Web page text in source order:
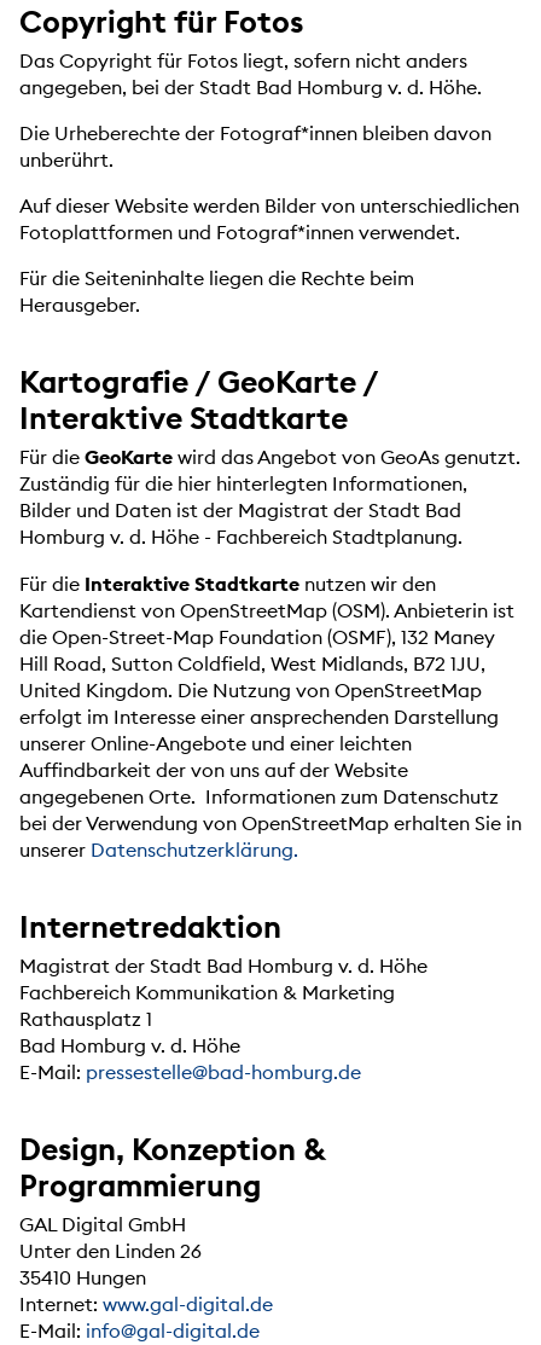
Copyright für Fotos
Das Copyright für Fotos liegt, sofern nicht anders
angegeben, bei der Stadt Bad Homburg v. d. Höhe.
Die Urheberechte der Fotograf*innen bleiben davon
unberührt.
Auf dieser Website werden Bilder von unterschiedlichen
Fotoplattformen und Fotograf*innen verwendet.
Für die Seiteninhalte liegen die Rechte beim
Herausgeber.
Kartografie / GeoKarte /
Interaktive Stadtkarte
Für die GeoKarte wird das Angebot von GeoAs genutzt.
Zuständig für die hier hinterlegten Informationen,
Bilder und Daten ist der Magistrat der Stadt Bad
Homburg v. d. Höhe - Fachbereich Stadtplanung.
Für die Interaktive Stadtkarte nutzen wir den
Kartendienst von OpenStreetMap (OSM). Anbieterin ist
die Open-Street-Map Foundation (OSMF), 132 Maney
Hill Road, Sutton Coldfield, West Midlands, B72 1JU,
United Kingdom. Die Nutzung von OpenStreetMap
erfolgt im Interesse einer ansprechenden Darstellung
unserer Online-Angebote und einer leichten
Auffindbarkeit der von uns auf der Website
angegebenen Orte. Informationen zum Datenschutz
bei der Verwendung von OpenStreetMap erhalten Sie in
unserer Datenschutzerklärung.
Internetredaktion
Magistrat der Stadt Bad Homburg v. d. Höhe
Fachbereich Kommunikation & Marketing
Rathausplatz 1
Bad Homburg v. d. Höhe
E-Mail: pressestelle@bad-homburg.de
Design, Konzeption &
Programmierung
GAL Digital GmbH
Unter den Linden 26
35410 Hungen
Internet: www.gal-digital.de
E-Mail: info@gal-digital.de